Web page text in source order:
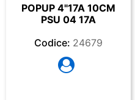
POPUP 4"17A 10CM
PSU 04 17A
Codice: 24679